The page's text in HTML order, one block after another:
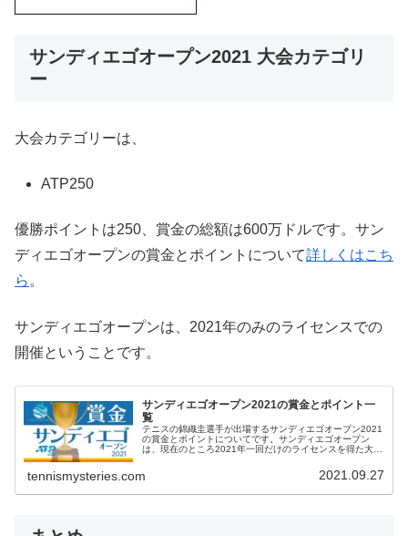
サンディエゴオープン2021 大会カテゴリ
ー
大会カテゴリーは、
ATP250
優勝ポイントは250、賞金の総額は600万ドルです。サン
ディエゴオープンの賞金とポイントについて詳しくはこち
ら。
サンディエゴオープンは、2021年のみのライセンスでの
開催ということです。
サンディエゴオープン2021の賞金とポイント一
覧
テニスの錦織圭選手が出場するサンディエゴオープン2021
の賞金とポイントについてです。サンディエゴオープン
は、現在のところ2021年一回だけのライセンスを得た大会
tennismysteries.com 2021.09.27